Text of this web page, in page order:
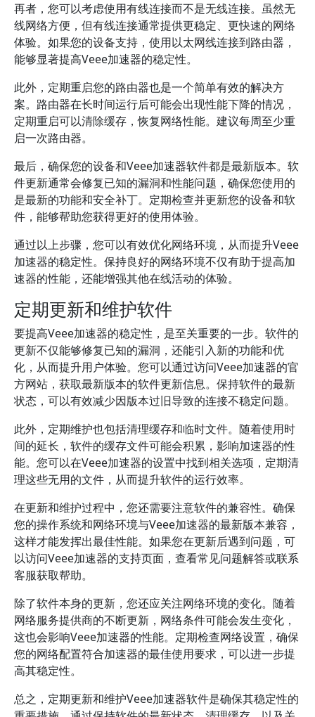
再者，您可以考虑使用有线连接而不是无线连接。虽然无
线网络方便，但有线连接通常提供更稳定、更快速的网络
体验。如果您的设备支持，使用以太网线连接到路由器，
能够显著提高Veee加速器的稳定性。
此外，定期重启您的路由器也是一个简单有效的解决方
案。路由器在长时间运行后可能会出现性能下降的情况，
定期重启可以清除缓存，恢复网络性能。建议每周至少重
启一次路由器。
最后，确保您的设备和Veee加速器软件都是最新版本。软
件更新通常会修复已知的漏洞和性能问题，确保您使用的
是最新的功能和安全补丁。定期检查并更新您的设备和软
件，能够帮助您获得更好的使用体验。
通过以上步骤，您可以有效优化网络环境，从而提升Veee
加速器的稳定性。保持良好的网络环境不仅有助于提高加
速器的性能，还能增强其他在线活动的体验。
定期更新和维护软件
要提高Veee加速器的稳定性，是至关重要的一步。软件的
更新不仅能够修复已知的漏洞，还能引入新的功能和优
化，从而提升用户体验。您可以通过访问Veee加速器的官
方网站，获取最新版本的软件更新信息。保持软件的最新
状态，可以有效减少因版本过旧导致的连接不稳定问题。
此外，定期维护也包括清理缓存和临时文件。随着使用时
间的延长，软件的缓存文件可能会积累，影响加速器的性
能。您可以在Veee加速器的设置中找到相关选项，定期清
理这些无用的文件，从而提升软件的运行效率。
在更新和维护过程中，您还需要注意软件的兼容性。确保
您的操作系统和网络环境与Veee加速器的最新版本兼容，
这样才能发挥出最佳性能。如果您在更新后遇到问题，可
以访问Veee加速器的支持页面，查看常见问题解答或联系
客服获取帮助。
除了软件本身的更新，您还应关注网络环境的变化。随着
网络服务提供商的不断更新，网络条件可能会发生变化，
这也会影响Veee加速器的性能。定期检查网络设置，确保
您的网络配置符合加速器的最佳使用要求，可以进一步提
高其稳定性。
总之，定期更新和维护Veee加速器软件是确保其稳定性的